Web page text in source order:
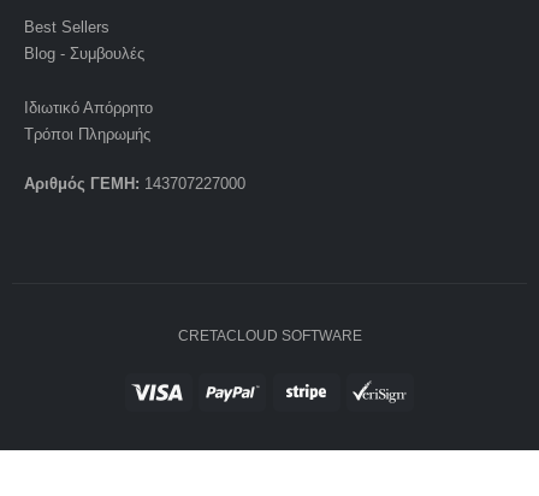
Best Sellers
Blog - Συμβουλές
Ιδιωτικό Απόρρητο
Τρόποι Πληρωμής
Αριθμός ΓΕΜΗ: 143707227000
CRETACLOUD SOFTWARE